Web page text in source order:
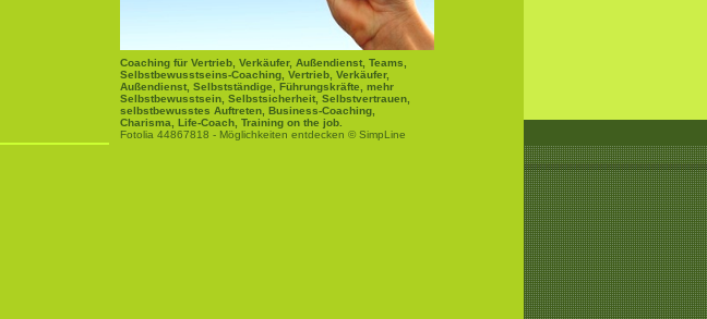
Coaching für Vertrieb, Verkäufer, Außendienst, Teams,
Selbstbewusstseins-Coaching, Vertrieb, Verkäufer,
Außendienst, Selbstständige, Führungskräfte, mehr
Selbstbewusstsein, Selbstsicherheit, Selbstvertrauen,
selbstbewusstes Auftreten, Business-Coaching,
Charisma, Life-Coach, Training on the job.
Fotolia 44867818 - Möglichkeiten entdecken © SimpLine